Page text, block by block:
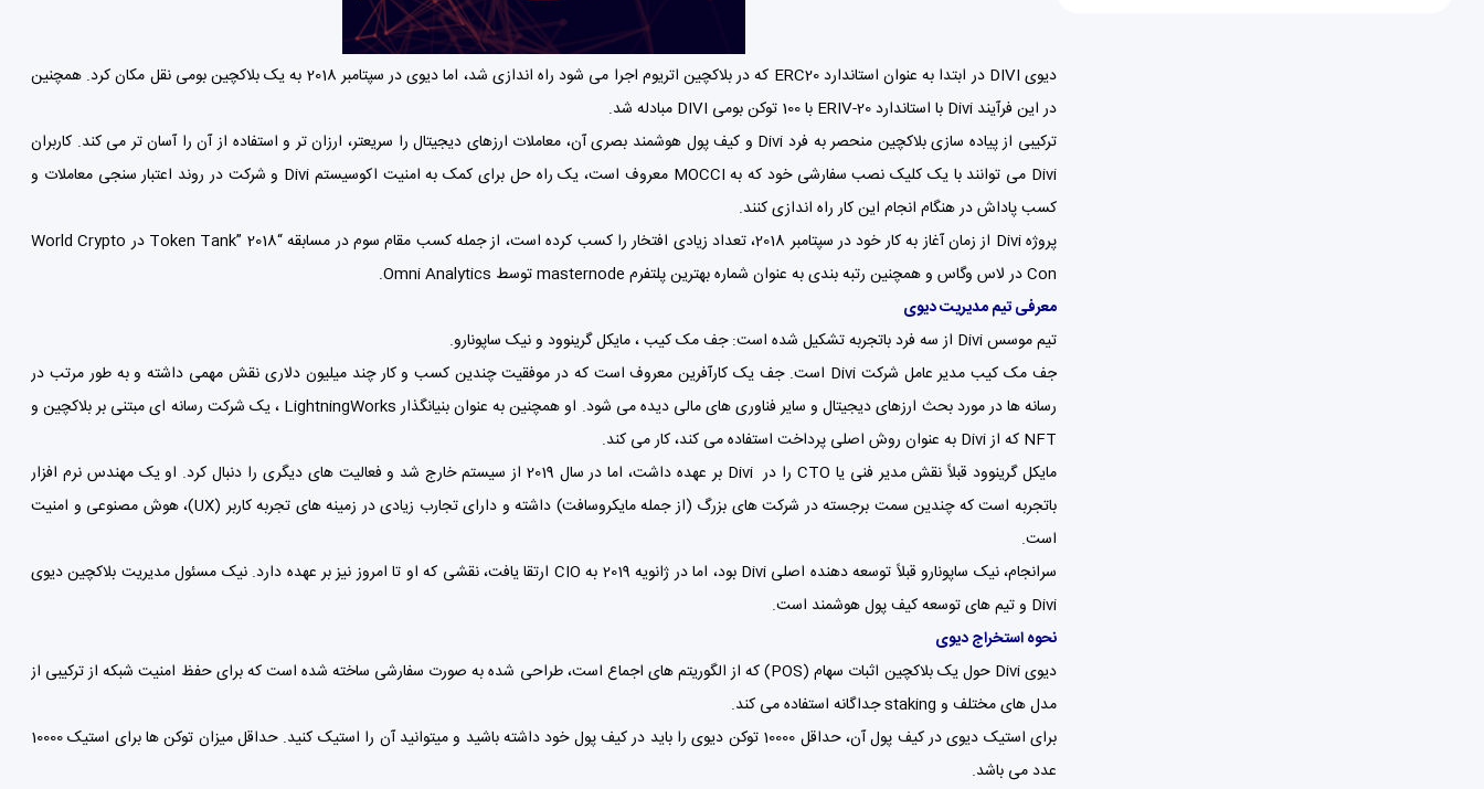
دیوی DIVI در ابتدا به عنوان استاندارد ERC20 که در بلاکچین اتریوم اجرا می شود راه اندازی شد، اما دیوی در سپتامبر 2018 به یک بلاکچین بومی نقل مکان کرد. همچنین
در این فرآیند Divi با استاندارد ERIV-20 با 100 توکن بومی DIVI مبادله شد.
ترکیبی از پیاده سازی بلاکچین منحصر به فرد Divi و کیف پول هوشمند بصری آن، معاملات ارزهای دیجیتال را سریعتر، ارزان تر و استفاده از آن را آسان تر می کند. کاربران
Divi می توانند با یک کلیک نصب سفارشی خود که به MOCCI معروف است، یک راه حل برای کمک به امنیت اکوسیستم Divi و شرکت در روند اعتبار سنجی معاملات و
کسب پاداش در هنگام انجام این کار راه اندازی کنند.
پروژه Divi از زمان آغاز به کار خود در سپتامبر 2018، تعداد زیادی افتخار را کسب کرده است، از جمله کسب مقام سوم در مسابقه “Token Tank” 2018 در World Crypto
Con در لاس وگاس و همچنین رتبه بندی به عنوان شماره بهترین پلتفرم masternode توسط Omni Analytics.
معرفی تیم مدیریت دیوی
تیم موسس Divi از سه فرد باتجربه تشکیل شده است: جف مک کیب ، مایکل گرینوود و نیک ساپونارو.
جف مک کیب مدیر عامل شرکت Divi است. جف یک کارآفرین معروف است که در موفقیت چندین کسب و کار چند میلیون دلاری نقش مهمی داشته و به طور مرتب در
رسانه ها در مورد بحث ارزهای دیجیتال و سایر فناوری های مالی دیده می شود. او همچنین به عنوان بنیانگذار LightningWorks ، یک شرکت رسانه ای مبتنی بر بلاکچین و
NFT که از Divi به عنوان روش اصلی پرداخت استفاده می کند، کار می کند.
مایکل گرینوود قبلاً نقش مدیر فنی یا CTO را در Divi بر عهده داشت، اما در سال 2019 از سیستم خارج شد و فعالیت های دیگری را دنبال کرد. او یک مهندس نرم افزار
باتجربه است که چندین سمت برجسته در شرکت های بزرگ (از جمله مایکروسافت) داشته و دارای تجارب زیادی در زمینه های تجربه کاربر (UX)، هوش مصنوعی و امنیت
است.
سرانجام، نیک ساپونارو قبلاً توسعه دهنده اصلی Divi بود، اما در ژانویه 2019 به CIO ارتقا یافت، نقشی که او تا امروز نیز بر عهده دارد. نیک مسئول مدیریت بلاکچین دیوی
Divi و تیم های توسعه کیف پول هوشمند است.
نحوه استخراج دیوی
دیوی Divi حول یک بلاکچین اثبات سهام (POS) که از الگوریتم های اجماع است، طراحی شده به صورت سفارشی ساخته شده است که برای حفظ امنیت شبکه از ترکیبی از
مدل های مختلف و staking جداگانه استفاده می کند.
برای استیک دیوی در کیف پول آن، حداقل 10000 توکن دیوی را باید در کیف پول خود داشته باشید و میتوانید آن را استیک کنید. حداقل میزان توکن ها برای استیک 10000
عدد می باشد.